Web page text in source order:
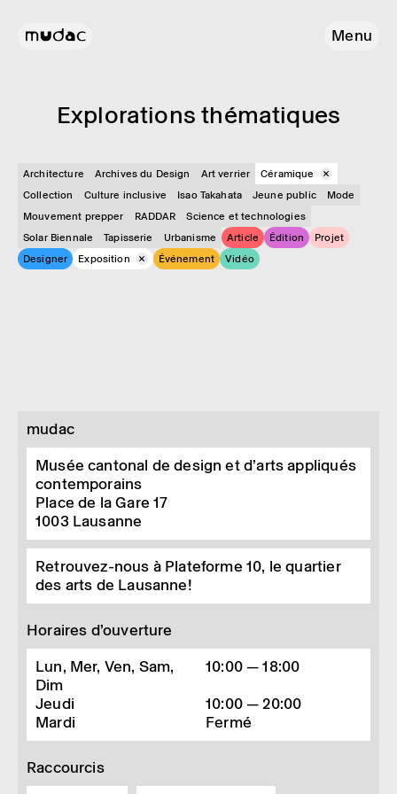
Menu
Explo­ra­tions théma­tiques
Architecture Archives du Design Art verrier
Céramique
Collection
Culture inclusive Isao Takahata Jeune public
Mode
Mouvement prepper
RADDAR
Science et technologies
Solar Biennale
Tapisserie Urbanisme Article Édition
Projet
Designer
Exposition Événement Vidéo
mudac
Musée cantonal de design et d’arts appliqués
contemporains
Place de la Gare 17
1003 Lausanne
Retrouvez-nous à Plateforme 10, le quartier
des arts de Lausanne!
Horaires d’ouverture
Lun, Mer, Ven, Sam,
Dim
10:00 — 18:00
Jeudi
10:00 — 20:00
Mardi
Fermé
Raccourcis